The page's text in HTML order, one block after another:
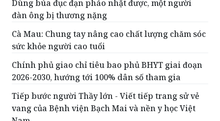
Đề xuất mở rộng thanh toán BHYT đối với khám
chữa bệnh tại nhà
Dùng búa đục đạn pháo nhặt được, một người
đàn ông bị thương nặng
Cà Mau: Chung tay nâng cao chất lượng chăm sóc
sức khỏe người cao tuổi
Chính phủ giao chỉ tiêu bao phủ BHYT giai đoạn
2026-2030, hướng tới 100% dân số tham gia